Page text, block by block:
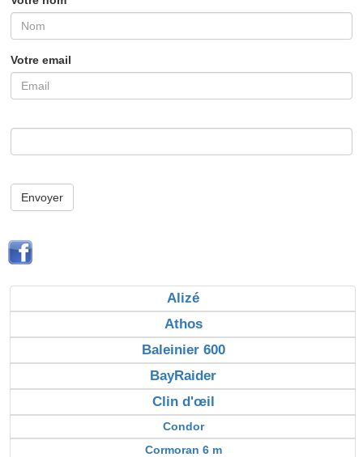
Votre email
Envoyer
Alizé
Athos
Baleinier 600
BayRaider
Clin d'œil
Condor
Cormoran 6 m